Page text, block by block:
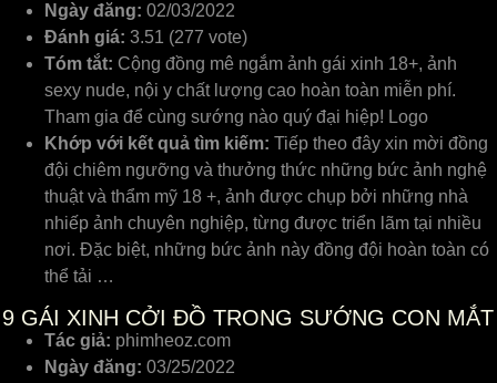
Ngày đăng: 02/03/2022
Đánh giá: 3.51 (277 vote)
Tóm tắt: Cộng đồng mê ngắm ảnh gái xinh 18+, ảnh
sexy nude, nội y chất lượng cao hoàn toàn miễn phí.
Tham gia để cùng sướng nào quý đại hiệp! Logo
Khớp với kết quả tìm kiếm: Tiếp theo đây xin mời đồng
đội chiêm ngưỡng và thưởng thức những bức ảnh nghệ
thuật và thẩm mỹ 18 +, ảnh được chụp bởi những nhà
nhiếp ảnh chuyên nghiệp, từng được triển lãm tại nhiều
nơi. Đặc biệt, những bức ảnh này đồng đội hoàn toàn có
thể tải …
9 GÁI XINH CỞI ĐỒ TRONG SƯỚNG CON MẮT
Tác giả: phimheoz.com
Ngày đăng: 03/25/2022